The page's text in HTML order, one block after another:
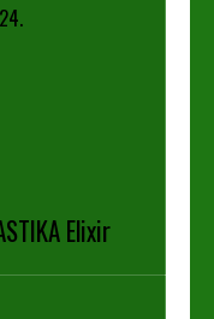
Elixir